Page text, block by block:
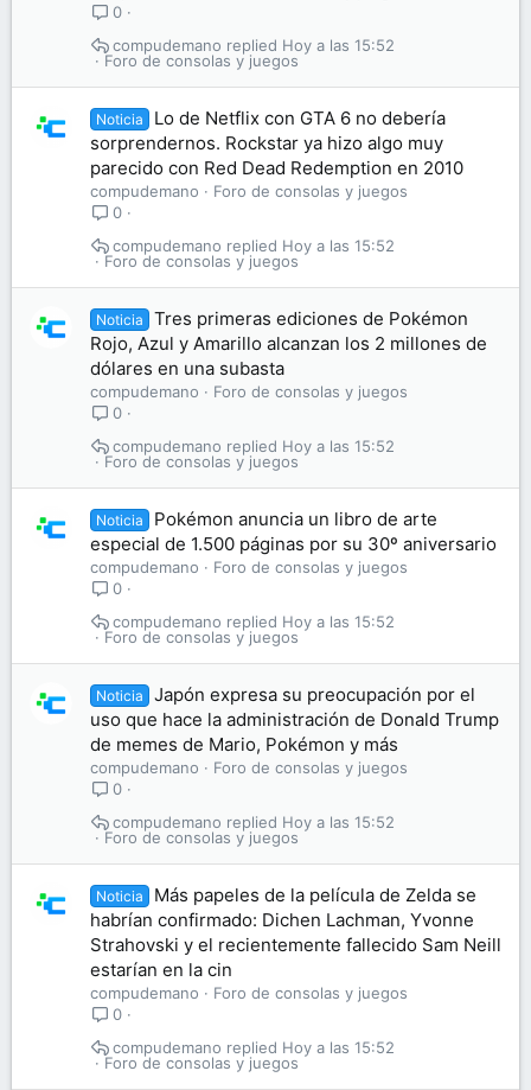
0
Foro de consolas y juegos
Hoy a las 15:52
compudemano
Noticia
Lo de Netflix con GTA 6 no debería
sorprendernos. Rockstar ya hizo algo muy
parecido con Red Dead Redemption en 2010
compudemano
Foro de consolas y juegos
0
Foro de consolas y juegos
Hoy a las 15:52
compudemano
Noticia
Tres primeras ediciones de Pokémon
Rojo, Azul y Amarillo alcanzan los 2 millones de
dólares en una subasta
compudemano
Foro de consolas y juegos
0
Foro de consolas y juegos
Hoy a las 15:52
compudemano
Noticia
Pokémon anuncia un libro de arte
especial de 1.500 páginas por su 30º aniversario
compudemano
Foro de consolas y juegos
0
Foro de consolas y juegos
Hoy a las 15:52
compudemano
Noticia
Japón expresa su preocupación por el
uso que hace la administración de Donald Trump
de memes de Mario, Pokémon y más
compudemano
Foro de consolas y juegos
0
Foro de consolas y juegos
Hoy a las 15:52
compudemano
Noticia
Más papeles de la película de Zelda se
habrían confirmado: Dichen Lachman, Yvonne
Strahovski y el recientemente fallecido Sam Neill
estarían en la cin
compudemano
Foro de consolas y juegos
0
Foro de consolas y juegos
Hoy a las 15:52
compudemano